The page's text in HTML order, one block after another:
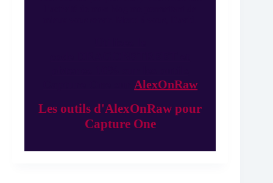
AlexOnRaw
Les outils d'AlexOnRaw pour
Capture One